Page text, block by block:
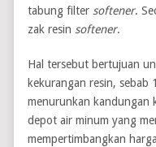
tabung filtersoftener.
zak resinsoftener.
Hal tersebut bertujuan
kekurangan resin,
menurunkan kandungan
depot air minum yang
mempertimbangkan